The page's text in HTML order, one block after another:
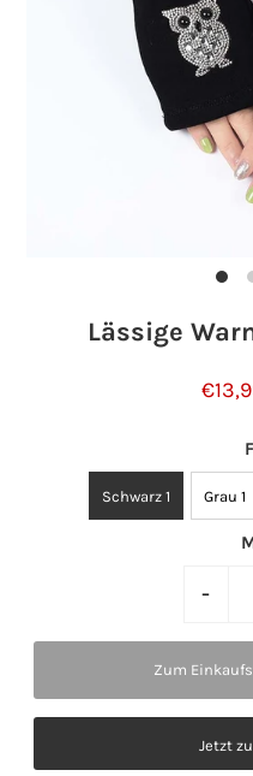
Lässige
Schwarz 1 Grau 1
-
Jetzt